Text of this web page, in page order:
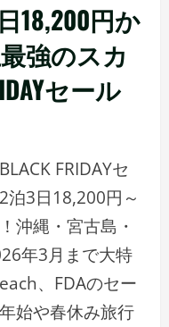
18,200円か
強のスカ
セール
FRIDAYセ
泊3日18,200円～
沖縄・宮古島・
年3月まで大特
、FDAのセー
始や春休み旅行